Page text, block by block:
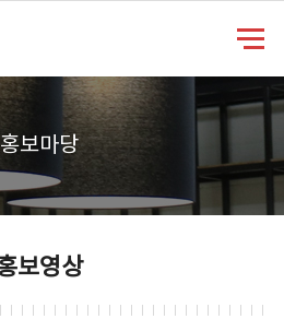
홍보마당
보영상